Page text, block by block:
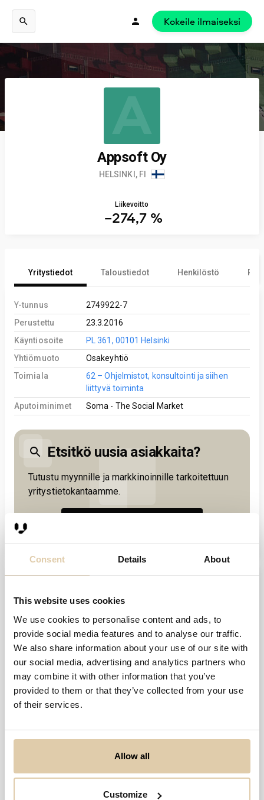
Consent Details About
This website uses cookies
We use cookies to personalise content and ads, to
provide social media features and to analyse our traffic.
We also share information about your use of our site with
our social media, advertising and analytics partners who
may combine it with other information that you’ve
provided to them or that they’ve collected from your use
of their services.
Allow all
Customize
Kokeile ilmaiseksi
A
Appsoft Oy
HELSINKI, FI
Liikevoitto
−274,7 %
Yritystiedot Taloustiedot Henkilöstö
Y-tunnus
2749922-7
Perustettu
23.3.2016
Käyntiosoite
PL 361, 00101 Helsinki
Yhtiömuoto
Osakeyhtiö
Toimiala
62 – Ohjelmistot, konsultointi ja siihen
liittyvä toiminta
Aputoiminimet
Soma - The Social Market
Etsitkö uusia asiakkaita?
Tutustu myynnille ja markkinoinnille tarkoitettuun
yritystietokantaamme.
2024
31.12.2024
Tase yht.
12,7 t. €
Tilikauden tulos
−1,5 t. €
Avainluvut 12/2020 12/2021 12/2022 12/
0,0 €
Liikevaihdon